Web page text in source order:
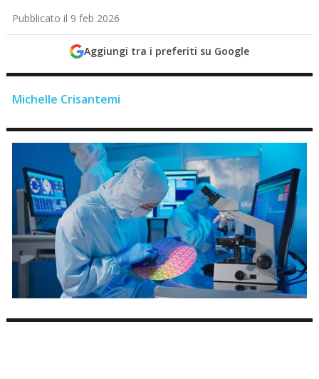
Pubblicato il 9 feb 2026
Aggiungi tra i preferiti su Google
Michelle Crisantemi